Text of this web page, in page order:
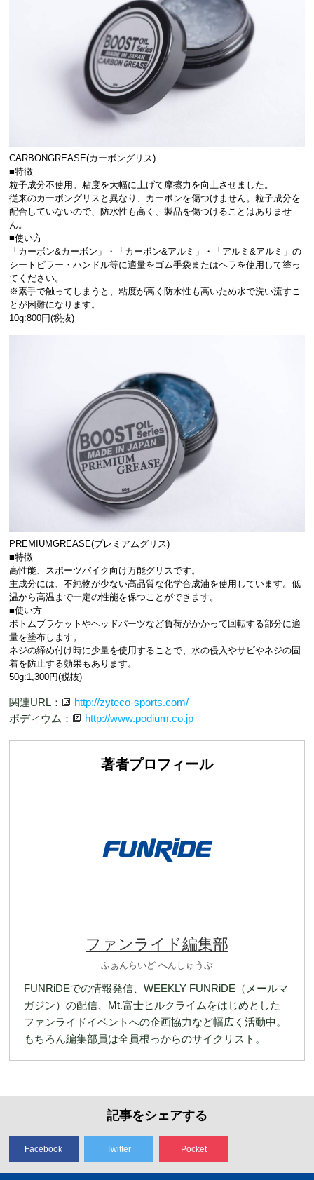
CARBONGREASE(カーボングリス)
■特徴
粒子成分不使用。粘度を大幅に上げて摩擦力を向上させました。
従来のカーボングリスと異なり、カーボンを傷つけません。粒子成分を
配合していないので、防水性も高く、製品を傷つけることはありませ
ん。
■使い方
「カーボン&カーボン」・「カーボン&アルミ」・「アルミ&アルミ」の
シートピラー・ハンドル等に適量をゴム手袋またはヘラを使用して塗っ
てください。
※素手で触ってしまうと、粘度が高く防水性も高いため水で洗い流すこ
とが困難になります。
10g:800円(税抜)
PREMIUMGREASE(プレミアムグリス)
■特徴
高性能、スポーツバイク向け万能グリスです。
主成分には、不純物が少ない高品質な化学合成油を使用しています。低
温から高温まで一定の性能を保つことができます。
■使い方
ボトムブラケットやヘッドパーツなど負荷がかかって回転する部分に適
量を塗布します。
ネジの締め付け時に少量を使用することで、水の侵入やサビやネジの固
着を防止する効果もあります。
50g:1,300円(税抜)
関連URL：
http://zyteco-sports.com/
ポディウム：
http://www.podium.co.jp
著者プロフィール
ファンライド編集部
ふぁんらいど へんしゅうぶ
FUNRiDEでの情報発信、WEEKLY FUNRiDE（メールマ
ガジン）の配信、Mt.富士ヒルクライムをはじめとした
ファンライドイベントへの企画協力など幅広く活動中。
もちろん編集部員は全員根っからのサイクリスト。
記事をシェアする
Facebook Twitter Pocket